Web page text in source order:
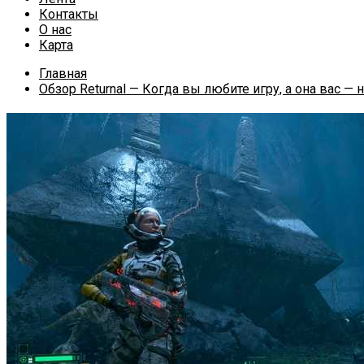
Контакты
О нас
Карта
Главная
Обзор Returnal — Когда вы любите игру, а она вас —